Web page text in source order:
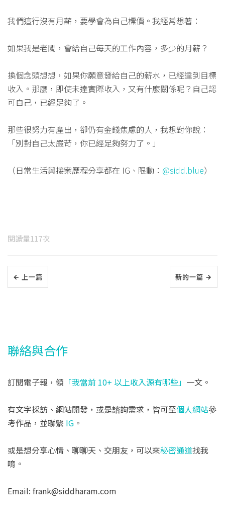
我們這行沒有月薪，要學會為自己標價。我經常想著：
如果我是老闆，會給自己每天的工作內容，多少的月薪？
換個念頭想想，如果你願意發給自己的薪水，已經達到目標
收入。那麼，即使未達實際收入，又有什麼關係呢？自己認
可自己，已經足夠了。
那些很努力有產出，卻仍有金錢焦慮的人，我想對你說：
「別對自己太嚴苛，你已經足夠努力了。」
（日常生活與接案歷程分享都在 IG、限動： @sidd.blue）
閱讀量117次
← 上一篇 新的一篇 →
聯絡與合作
訂閱電子報，領 「我當前 10+ 以上收入源有哪些」 一文。
有文字採訪、網站開發，或是諮詢需求，皆可至個人網站參
考作品，並聯繫 IG 。
或是想分享心情、聊聊天、交朋友，可以來秘密通道找我
唷。
Email: frank@siddharam.com